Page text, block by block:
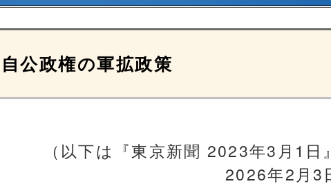
自公政権の軍拡政策
（以下は『東京新聞 2023年3月1日
2026年2月3